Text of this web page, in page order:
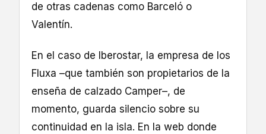
de otras cadenas como Barceló o
Valentín.
En el caso de Iberostar, la empresa de los
Fluxa –que también son propietarios de la
enseña de calzado Camper–, de
momento, guarda silencio sobre su
continuidad en la isla. En la web donde